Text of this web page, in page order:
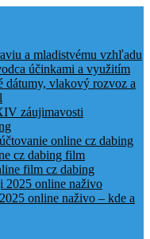
a mladistvému vzhľadu
účinkami a využitím
dátumy, vlakový rozvoz a
záujimavosti
online cz dabing
cz dabing film
film cz dabing
2025 online naživo
online naživo – kde a